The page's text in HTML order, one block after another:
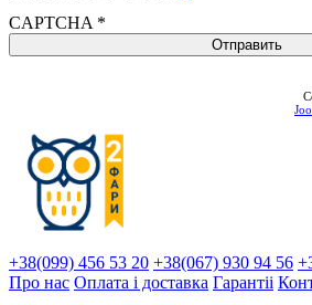
CAPTCHA *
+38(099) 456 53 20 +38(067) 930 94 56
Про нас Оплата і доставка Гарантіi